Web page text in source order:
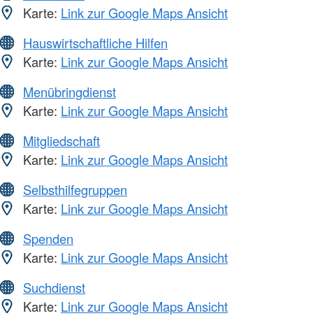
Karte: Link zur Google Maps Ansicht
Hauswirtschaftliche Hilfen
Karte: Link zur Google Maps Ansicht
Menübringdienst
Karte: Link zur Google Maps Ansicht
Mitgliedschaft
Karte: Link zur Google Maps Ansicht
Selbsthilfegruppen
Karte: Link zur Google Maps Ansicht
Spenden
Karte: Link zur Google Maps Ansicht
Suchdienst
Karte: Link zur Google Maps Ansicht